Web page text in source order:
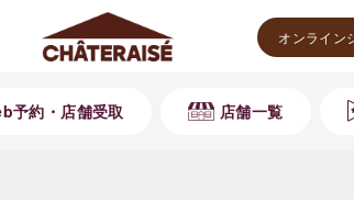
オンライン
予約・店舗受取 店舗一覧